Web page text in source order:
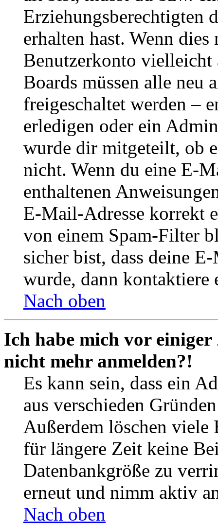
Erziehungsberechtigten
erhalten hast. Wenn
Benutzerkonto
Boards müssen alle neu
freigeschaltet werden –
erledigen oder ein
wurde dir mitgeteilt, ob
nicht. Wenn du eine E-
enthaltenen
E-Mail-Adresse korrekt
von einem Spam-Filter
sicher bist, dass deine
wurde, dann kontaktiere
Nach oben
Ich habe mich vor
nicht mehr anmelden?!
Es kann sein, dass ein
aus verschieden
Außerdem löschen viele
für längere Zeit keine
Datenbankgröße zu
erneut und nimm aktiv
Nach oben